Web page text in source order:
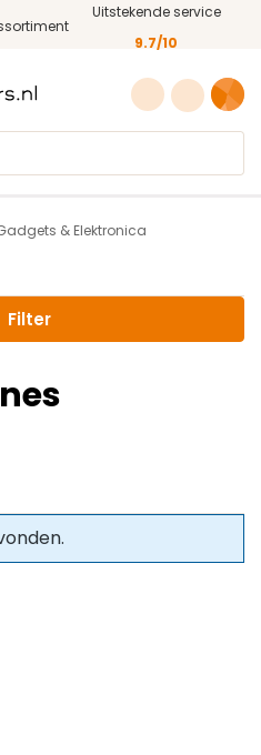
Uitstekende service
9.7/10
& Elektronica
Filter